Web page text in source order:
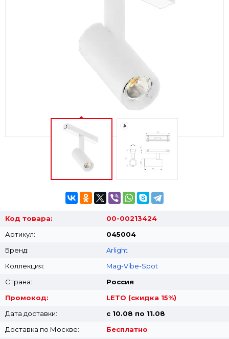
Код товара:
00-00213424
Артикул:
045004
Бренд:
Arlight
Коллекция:
Mag-Vibe-Spot
Страна:
Россия
Промокод:
LETO (скидка 15%)
Дата доставки:
с 10.08 по 11.08
Доставка по Москве:
Бесплатно